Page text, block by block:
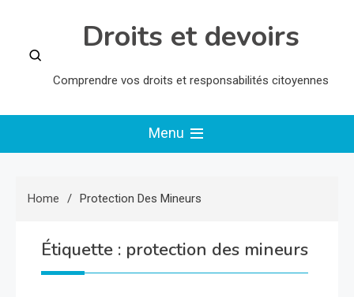
content
Droits et devoirs
Comprendre vos droits et responsabilités citoyennes
Menu
Home Protection Des Mineurs
Étiquette : protection des mineurs